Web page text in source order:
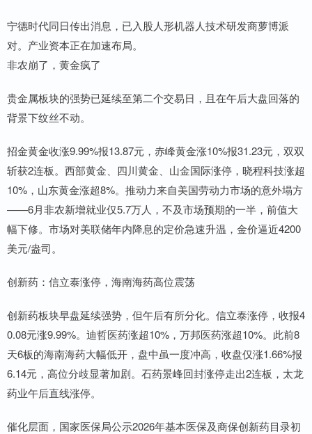
宁德时代同日传出消息，已入股人形机器人技术研发商萝博派
对。产业资本正在加速布局。
非农崩了，黄金疯了
贵金属板块的强势已延续至第二个交易日，且在午后大盘回落的
背景下纹丝不动。
招金黄金收涨9.99%报13.87元，赤峰黄金涨10%报31.23元，双双
斩获2连板。西部黄金、四川黄金、山金国际涨停，晓程科技涨超
10%，山东黄金涨超8%。推动力来自美国劳动力市场的意外塌方
——6月非农新增就业仅5.7万人，不及市场预期的一半，前值大
幅下修。市场对美联储年内降息的定价急速升温，金价逼近4200
美元/盎司。
创新药：信立泰涨停，海南海药高位震荡
创新药板块早盘延续强势，但午后有所分化。信立泰涨停，收报4
0.08元涨9.99%。迪哲医药涨超10%，万邦医药涨超10%。此前8
天6板的海南海药大幅低开，盘中虽一度冲高，收盘仅涨1.66%报
6.14元，高位分歧显著加剧。石药景峰回封涨停走出2连板，太龙
药业午后直线涨停。
催化层面，国家医保局公示2026年基本医保及商保创新药目录初